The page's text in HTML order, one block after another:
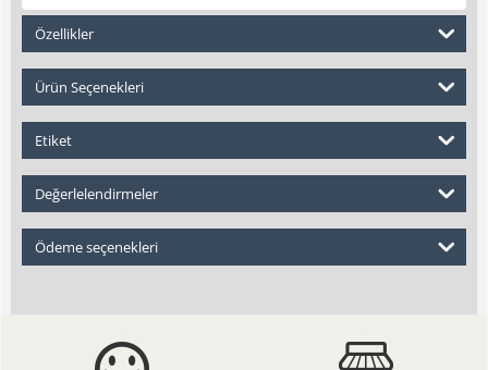
Özellikler
Ürün Seçenekleri
Etiket
Değerlelendirmeler
Ödeme seçenekleri